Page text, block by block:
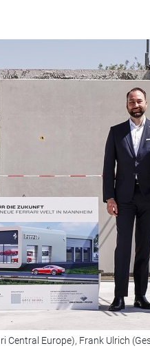
Central Europe), Frank Ulrich